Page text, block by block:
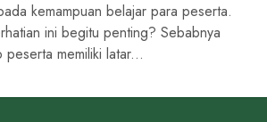
kemampuan belajar para peserta.
ini begitu penting? Sebabnya
peserta memiliki latar...